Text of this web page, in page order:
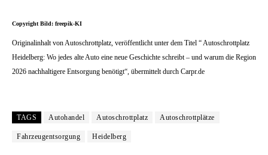
Copyright Bild: freepik-KI
Originalinhalt von Autoschrottplatz, veröffentlicht unter dem Titel “ Autoschrottplatz
Heidelberg: Wo jedes alte Auto eine neue Geschichte schreibt – und warum die Region
2026 nachhaltigere Entsorgung benötigt“, übermittelt durch Carpr.de
TAGS Autohandel Autoschrottplatz Autoschrottplätze
Fahrzeugentsorgung Heidelberg